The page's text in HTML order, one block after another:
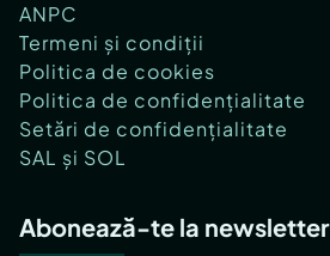
ANPC
Termeni și condiții
Politica de cookies
Politica de confidențialitate
Setări de confidențialitate
SAL și SOL
Abonează-te la newsletter